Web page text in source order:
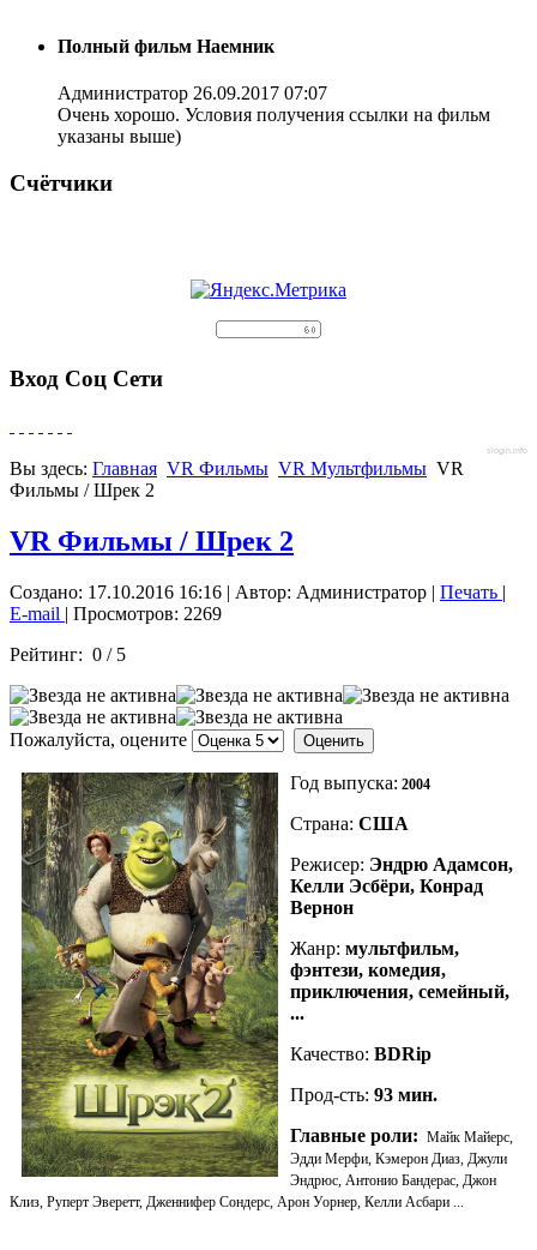
Полный фильм Наемник
Администратор 26.09.2017 07:07
Очень хорошо. Условия получения ссылки на фильм
указаны выше)
Счётчики
Вход Соц Сети
slogin.info
Вы здесь: Главная VR Фильмы VR Мультфильмы VR
Фильмы / Шрек 2
VR Фильмы / Шрек 2
Создано: 17.10.2016 16:16 | Автор: Администратор | Печать |
E-mail | Просмотров: 2269
Рейтинг: 0 / 5
Пожалуйста, оцените
Год выпуска: 2004
Страна: США
Режисер: Эндрю Адамсон,
Келли Эсбёри, Конрад
Вернон
Жанр: мультфильм,
фэнтези, комедия,
приключения, семейный,
...
Качество: BDRip
Прод-сть: 93 мин.
Главные роли: Майк Майерс,
Эдди Мерфи, Кэмерон Диаз, Джули
Эндрюс, Антонио Бандерас, Джон
Клиз, Руперт Эверетт, Дженнифер Сoндерс, Арон Уорнер, Келли Асбари ...